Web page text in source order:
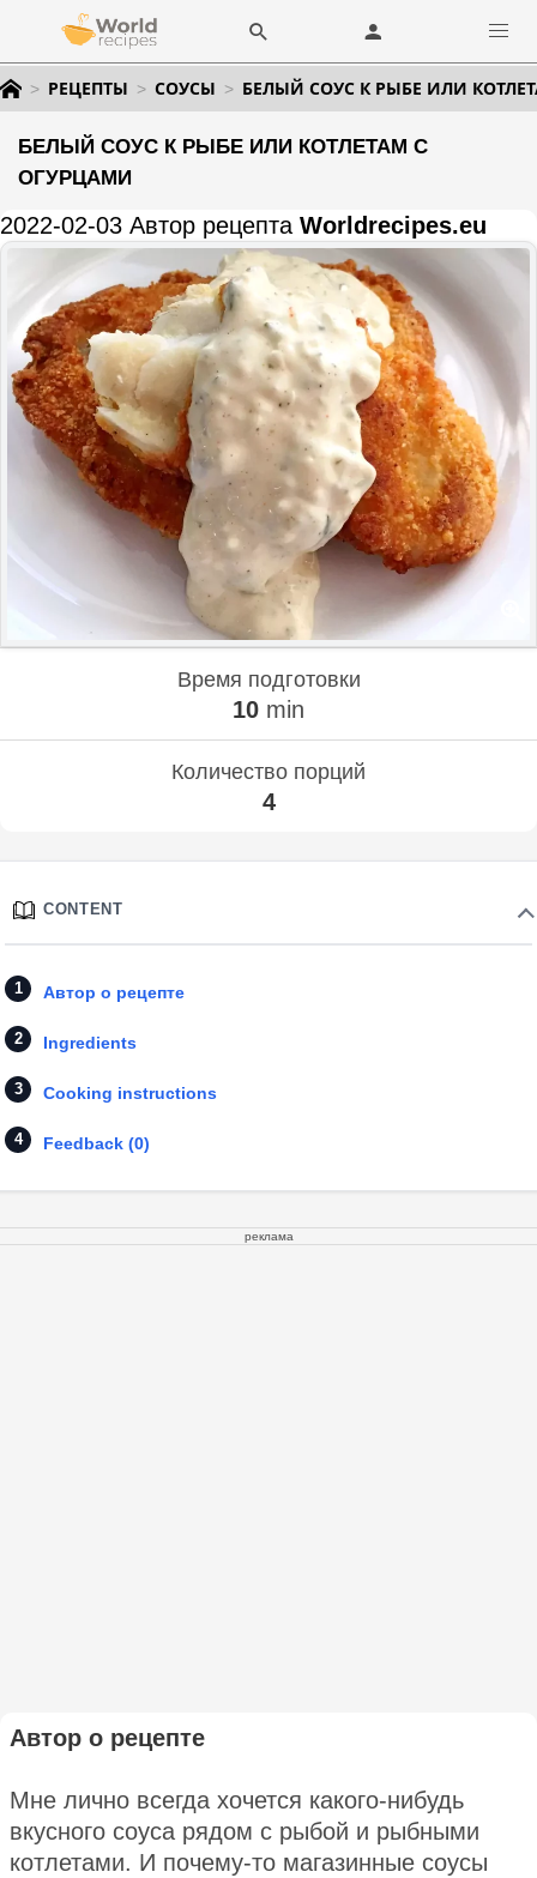
РЕЦЕПТЫ СОУСЫ БЕЛЫЙ СОУС К РЫБЕ ИЛИ
БЕЛЫЙ СОУС К РЫБЕ ИЛИ КОТЛЕТАМ С
ОГУРЦАМИ
2022-02-03 Автор рецепта Worldrecipes.eu
Время подготовки
10 min
Количество порций
4
CONTENT
Автор о рецепте
Ingredients
Cooking instructions
Feedback (0)
реклама
Автор о рецепте
Мне лично всегда хочется какого-нибудь
вкусного соуса рядом с рыбой и рыбными
котлетами. И почему-то магазинные соусы